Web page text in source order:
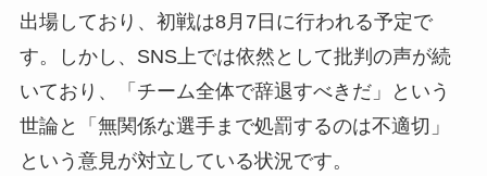
出場しており、初戦は8月7日に行われる予定で
す。しかし、SNS上では依然として批判の声が続
いており、「チーム全体で辞退すべきだ」という
世論と「無関係な選手まで処罰するのは不適切」
という意見が対立している状況です。